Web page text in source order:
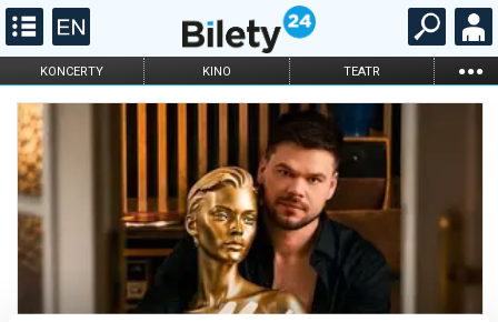
KONCERTY KINO TEATR ...
FILHARMONIA OPERA I BALET
DLA DZIECI
KARNETY